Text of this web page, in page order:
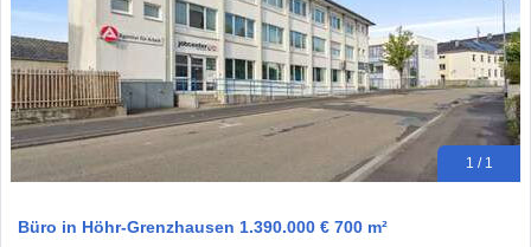
1 / 1
Büro in Höhr-Grenzhausen 1.390.000 € 700 m²